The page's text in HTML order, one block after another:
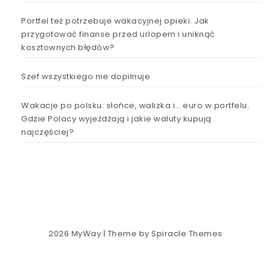
Portfel też potrzebuje wakacyjnej opieki. Jak
przygotować finanse przed urlopem i uniknąć
kosztownych błędów?
Szef wszystkiego nie dopilnuje
Wakacje po polsku: słońce, walizka i… euro w portfelu.
Gdzie Polacy wyjeżdżają i jakie waluty kupują
najczęściej?
2026 MyWay | Theme bySpiracle Themes